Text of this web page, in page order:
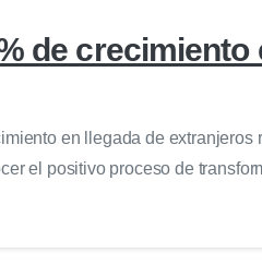
de
en llegada de
el positivo proceso de